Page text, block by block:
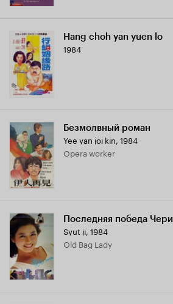
Hang choh yan yuen lo
1984
Безмолвный роман
Yee yan joi kin, 1984
Opera worker
Последняя победа Чери
Syut ji, 1984
Old Bag Lady